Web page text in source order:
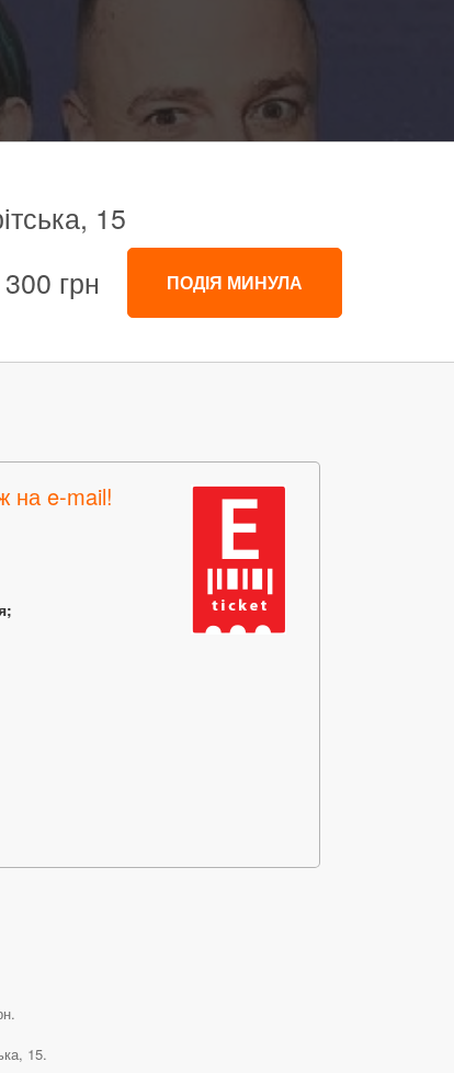
15
300 грн ПОДІЯ МИНУЛА
на e-mail!
15.